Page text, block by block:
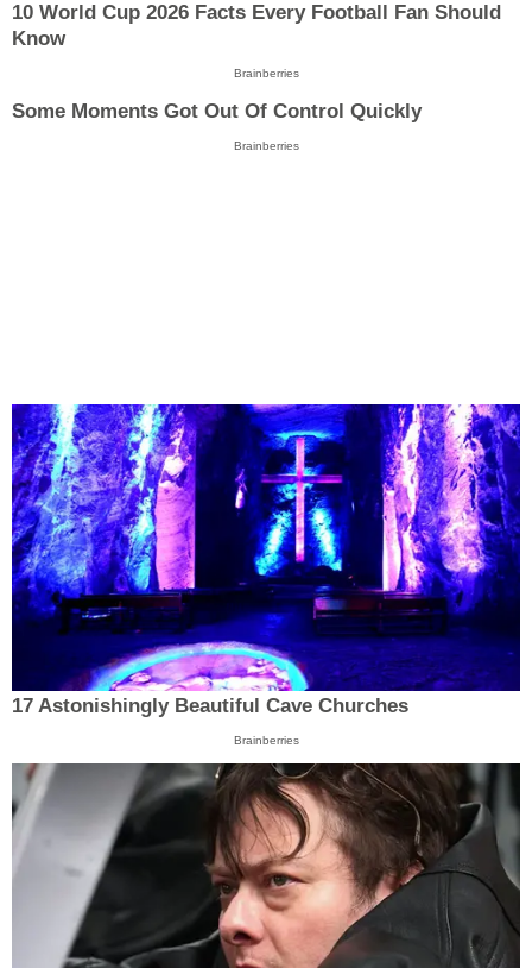
10 World Cup 2026 Facts Every Football Fan Should
Know
Brainberries
Some Moments Got Out Of Control Quickly
Brainberries
17 Astonishingly Beautiful Cave Churches
Brainberries